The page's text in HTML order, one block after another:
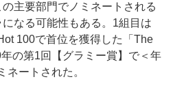
主要部門でノミネートされる
なる可能性もある。1組目は
100で首位を獲得した「The
の第1回【グラミー賞】で＜年
ネートされた。